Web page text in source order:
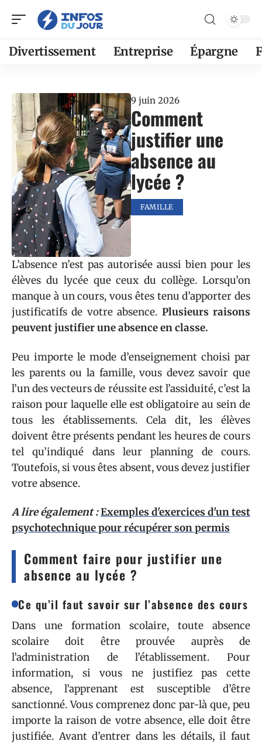
Divertissement Entreprise Épargne
9 juin 2026
Comment
justifier une
absence au
lycée ?
FAMILLE
L’absence n’est pas autorisée aussi bien pour les
élèves du lycée que ceux du collège. Lorsqu’on
manque à un cours, vous êtes tenu d’apporter des
justificatifs de votre absence. Plusieurs raisons
peuvent justifier une absence en classe.
Peu importe le mode d’enseignement choisi par
les parents ou la famille, vous devez savoir que
l’un des vecteurs de réussite est l’assiduité, c’est la
raison pour laquelle elle est obligatoire au sein de
tous les établissements. Cela dit, les élèves
doivent être présents pendant les heures de cours
tel qu’indiqué dans leur planning de cours.
Toutefois, si vous êtes absent, vous devez justifier
votre absence.
A lire également :Exemples d'exercices d'un test
psychotechnique pour récupérer son permis
Comment faire pour justifier une
absence au lycée ?
Ce qu’il faut savoir sur l’absence des cours
Dans une formation scolaire, toute absence
scolaire doit être prouvée auprès de
l’administration de l’établissement. Pour
information, si vous ne justifiez pas cette
absence, l’apprenant est susceptible d’être
sanctionné. Vous comprenez donc par-là que, peu
importe la raison de votre absence, elle doit être
justifiée. Avant d’entrer dans les détails, il faut